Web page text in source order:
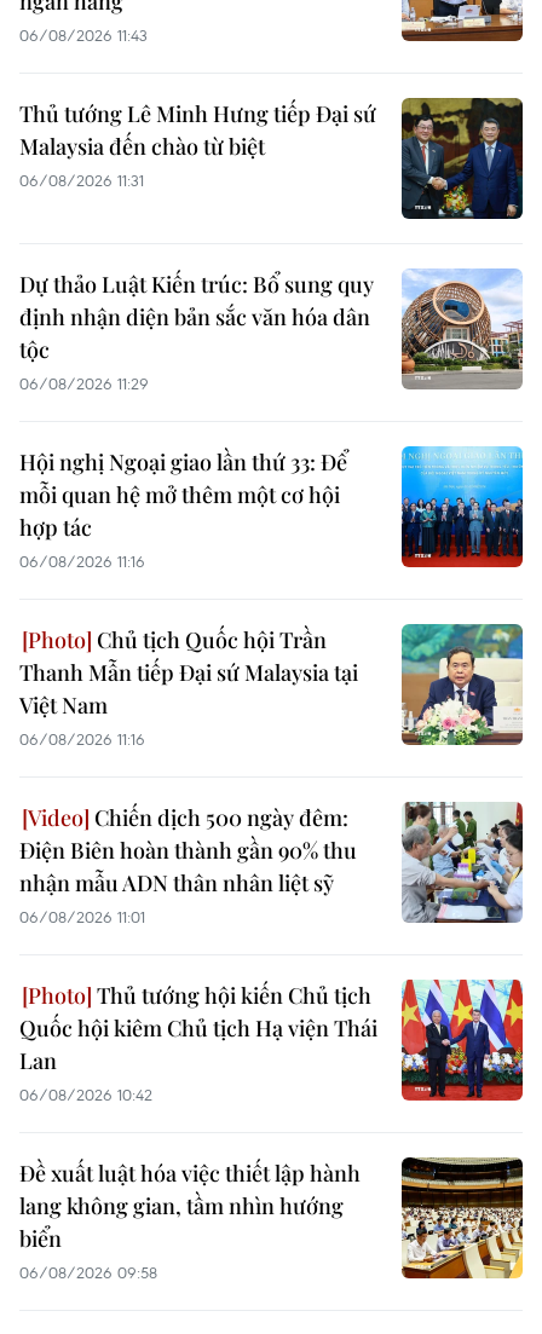
06/08/2026 11:43
Thủ tướng Lê Minh Hưng tiếp Đại sứ
Malaysia đến chào từ biệt
06/08/2026 11:31
Dự thảo Luật Kiến trúc: Bổ sung quy
định nhận diện bản sắc văn hóa dân
tộc
06/08/2026 11:29
Hội nghị Ngoại giao lần thứ 33: Để
mỗi quan hệ mở thêm một cơ hội
hợp tác
06/08/2026 11:16
Chủ tịch Quốc hội Trần
Thanh Mẫn tiếp Đại sứ Malaysia tại
Việt Nam
06/08/2026 11:16
Chiến dịch 500 ngày đêm:
Điện Biên hoàn thành gần 90% thu
nhận mẫu ADN thân nhân liệt sỹ
06/08/2026 11:01
Thủ tướng hội kiến Chủ tịch
Quốc hội kiêm Chủ tịch Hạ viện Thái
Lan
06/08/2026 10:42
Đề xuất luật hóa việc thiết lập hành
lang không gian, tầm nhìn hướng
biển
06/08/2026 09:58